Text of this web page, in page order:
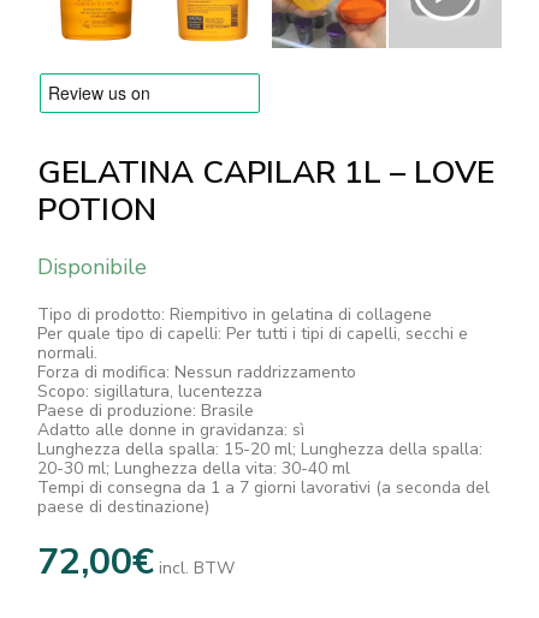
GELATINA CAPILAR 1L – LOVE
POTION
Disponibile
Tipo di prodotto: Riempitivo in gelatina di collagene
Per quale tipo di capelli: Per tutti i tipi di capelli, secchi e
normali.
Forza di modifica: Nessun raddrizzamento
Scopo: sigillatura, lucentezza
Paese di produzione: Brasile
Adatto alle donne in gravidanza: sì
Lunghezza della spalla: 15-20 ml; Lunghezza della spalla:
20-30 ml; Lunghezza della vita: 30-40 ml
Tempi di consegna da 1 a 7 giorni lavorativi (a seconda del
paese di destinazione)
72,00€ incl. BTW